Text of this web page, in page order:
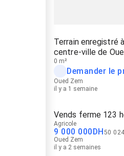
Terrain enregistré
centre-ville de
0 m²
Demander le
Oued Zem
il y a 1 semaine
Vends ferme 123
Agricole
9 000 000DH50 024
Oued Zem
il y a 2 semaines